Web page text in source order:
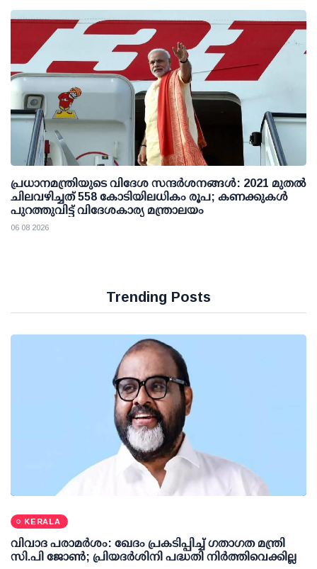
പ്രധാനമന്ത്രിയുടെ വിദേശ സന്ദർശനങ്ങൾ: 2021 മുതൽ
ചിലവഴിച്ചത് 558 കോടിയിലധികം രൂപ; കണക്കുകൾ
പുറത്തുവിട്ട് വിദേശകാര്യ മന്ത്രാലയം
06 08 2026
Trending Posts
KERALA
വിവാദ പരാമര്‍ശം: ഖേദം പ്രകടിപ്പിച്ച് ഗതാഗത മന്ത്രി
സി.പി ജോണ്‍; പ്രിയദര്‍ശിനി പദ്ധതി നിര്‍ത്തിവെക്കില്ല